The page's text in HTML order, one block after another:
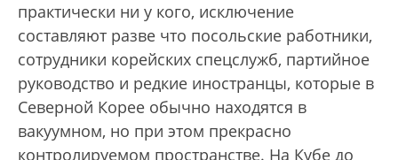
практически ни у кого, исключение
составляют разве что посольские работники,
сотрудники корейских спецслужб, партийное
руководство и редкие иностранцы, которые в
Северной Корее обычно находятся в
вакуумном, но при этом прекрасно
контролируемом пространстве. На Кубе до